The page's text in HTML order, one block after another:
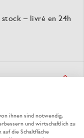
– livré en 24h
SPLASH
ihnen sind notwendig,
und wirtschaftlich zu
die Schaltfläche